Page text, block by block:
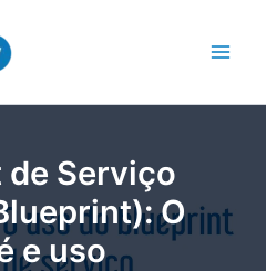
Serviço
O
e uso